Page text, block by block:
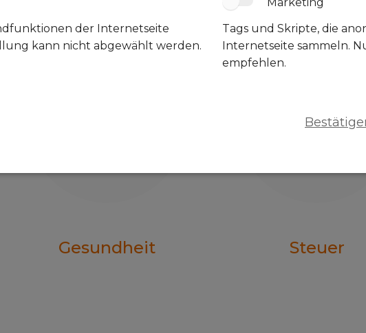
Gesundheit Steuer
der Internetseite
kann nicht abgewählt werden.
Tags und Skripte, die
Internetseite sammeln.
empfehlen.